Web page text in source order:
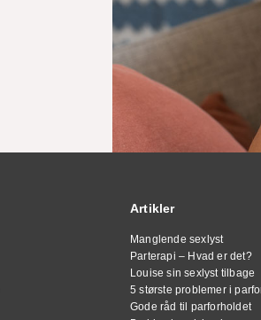
Artikler
Manglende sexlyst
Parterapi – Hvad er det?
Louise sin sexlyst tilbage
5 største problemer i
Gode råd til parforholdet